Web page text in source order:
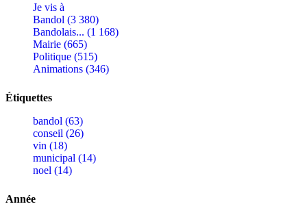
Je vis à
Bandol (3 380)
Bandolais... (1 168)
Mairie (665)
Politique (515)
Animations (346)
Étiquettes
bandol (63)
conseil (26)
vin (18)
municipal (14)
noel (14)
Année